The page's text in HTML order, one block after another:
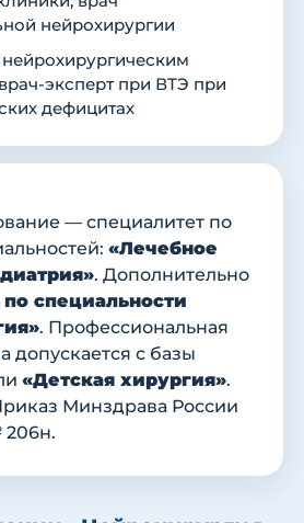
нейрохирургии
эксперт при ВТЭ при
дефицитах
— специалитет по
«Лечебное
. Дополнительно
специальности
. Профессиональная
допускается с базы
«Детская хирургия».
Минздрава России
206н.